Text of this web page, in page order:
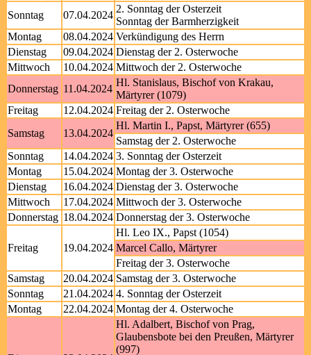
Sonntag
07.04.2024
2. Sonntag der Osterzeit
Sonntag der Barmherzigkeit
Montag
08.04.2024 Verkündigung des Herrn
Dienstag
09.04.2024 Dienstag der 2. Osterwoche
Mittwoch
10.04.2024 Mittwoch der 2. Osterwoche
Donnerstag 11.04.2024
Hl. Stanislaus, Bischof von Krakau,
Märtyrer (1079)
Freitag
12.04.2024 Freitag der 2. Osterwoche
Samstag
13.04.2024
Hl. Martin I., Papst, Märtyrer (655)
Samstag der 2. Osterwoche
Sonntag
14.04.2024 3. Sonntag der Osterzeit
Montag
15.04.2024 Montag der 3. Osterwoche
Dienstag
16.04.2024 Dienstag der 3. Osterwoche
Mittwoch
17.04.2024 Mittwoch der 3. Osterwoche
Donnerstag 18.04.2024 Donnerstag der 3. Osterwoche
Freitag 19.04.2024
Hl. Leo IX., Papst (1054)
Marcel Callo, Märtyrer
Freitag der 3. Osterwoche
Samstag
20.04.2024 Samstag der 3. Osterwoche
Sonntag
21.04.2024 4. Sonntag der Osterzeit
Montag
22.04.2024 Montag der 4. Osterwoche
Hl. Adalbert, Bischof von Prag,
Glaubensbote bei den Preußen, Märtyrer
(997)